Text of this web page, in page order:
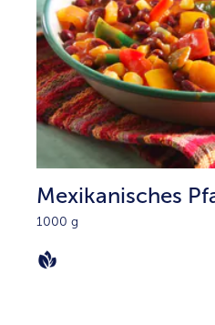
Mexikanisches
1000 g